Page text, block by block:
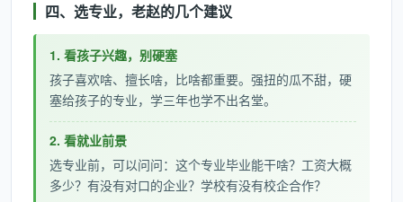
四、选专业，老赵的几个建议
1. 看孩子兴趣，别硬塞
孩子喜欢啥、擅长啥，比啥都重要。强扭的瓜不甜，硬
塞给孩子的专业，学三年也学不出名堂。
2. 看就业前景
选专业前，可以问问：这个专业毕业能干啥？工资大概
多少？有没有对口的企业？学校有没有校企合作？